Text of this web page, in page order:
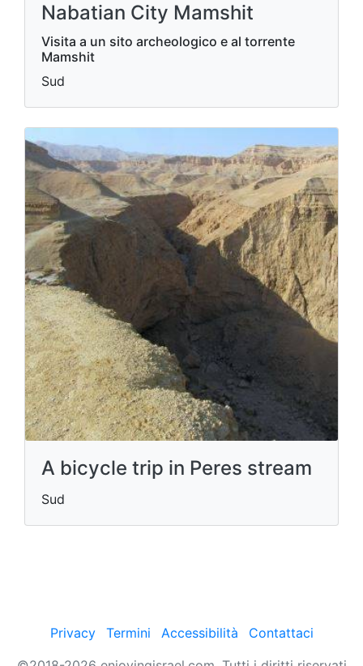
Nabatian City Mamshit
Visita a un sito archeologico e al torrente
Mamshit
Sud
A bicycle trip in Peres stream
Sud
Privacy Termini Accessibilità
Contattaci